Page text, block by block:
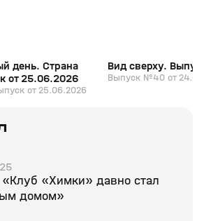
день. Страна
от 25.06.2026
от 25.06.2026
Вид сверху.
Выпуск №40 от
«Химки» давно стал
домом»